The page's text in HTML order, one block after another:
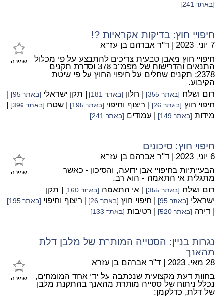
[באתר 241]
חיפויי חוץ: בדיקות אקראיות ?!
שמירה
7 יוני, 2023 | ד"ר אברהם בן עזרא
חיפויי חוץ מאבן טבעית צריכים להתבצע על פי מכלול
התנאים והדרישות של מפמ"כ 378 וסדרת תקנים
2378; תקנים שחלים על חיפוי החוץ על פי שיטת
הקיבוע.
רום ושלח [באתר 355] | חלון [באתר 181] | תקן ישראלי [באתר 95]
|
חיפוי חוץ [באתר 26] | ריצוף וחיפוי [באתר 195] | שטח [באתר 396]
|
מידות [באתר 149] | עמודים [באתר 241]
חיפוי חוץ: סיכונים
שמירה
6 יוני, 2023 | ד"ר אברהם בן עזרא
הבעייתיות בחיפויי אבן ידועה, והסיכון - כאשר
מתגלית אי התאמה - הוא רב.
רום ושלח [באתר 355] | אי התאמה [באתר 160]
| תקן
ישראלי [באתר 95] | חיפוי חוץ [באתר 26] | ריצוף וחיפוי [באתר 195]
| דירה [באתר 520] | רטיבות [באתר 133]
נגרות בניין: הסטייה המותרת של מלבן דלת
מהאנך
שמירה
28 מאי, 2023 | ד"ר אברהם בן עזרא
בחוות דעת מקצועית שנכתבה על ידי אחד המומחים,
נכלל ניתוח של סטייה מותרת מהאנך בהתקנת מלבן
של דלת, כדלקמן: